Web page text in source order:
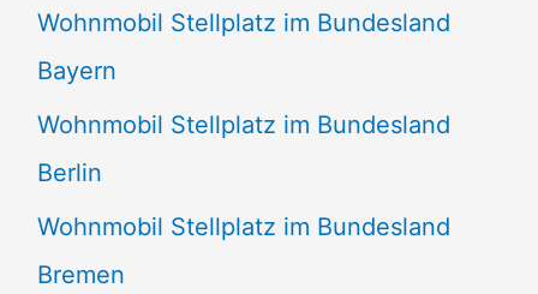
:
Wohnmobil Stellplatz im Bundesland
Bayern
Wohnmobil Stellplatz im Bundesland
Berlin
Wohnmobil Stellplatz im Bundesland
Bremen